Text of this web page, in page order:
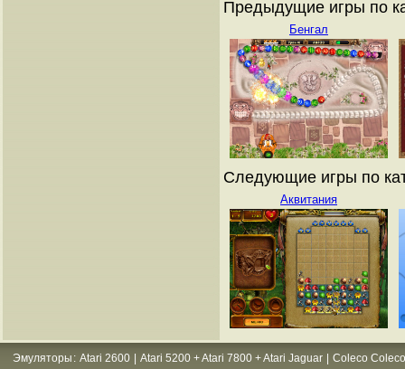
Предыдущие игры по
Бенгал
Следующие игры по
Аквитания
Эмуляторы : Atari 2600 Atari 5200 + Atari 7800 + Atari Jaguar
Coleco